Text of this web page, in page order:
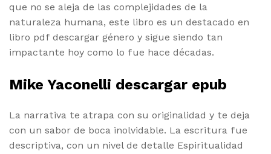
que no se aleja de las complejidades de la
naturaleza humana, este libro es un destacado en
libro pdf descargar género y sigue siendo tan
impactante hoy como lo fue hace décadas.
Mike Yaconelli descargar epub
La narrativa te atrapa con su originalidad y te deja
con un sabor de boca inolvidable. La escritura fue
descriptiva, con un nivel de detalle Espiritualidad